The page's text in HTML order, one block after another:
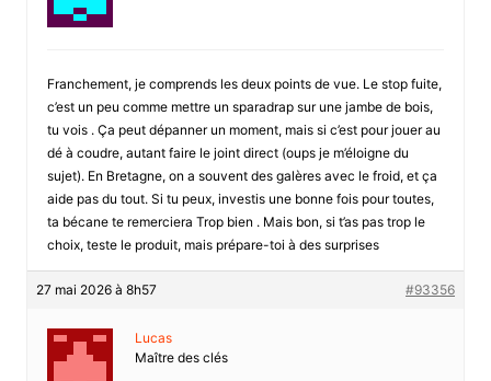
Franchement, je comprends les deux points de vue. Le stop fuite,
c’est un peu comme mettre un sparadrap sur une jambe de bois,
tu vois . Ça peut dépanner un moment, mais si c’est pour jouer au
dé à coudre, autant faire le joint direct (oups je m’éloigne du
sujet). En Bretagne, on a souvent des galères avec le froid, et ça
aide pas du tout. Si tu peux, investis une bonne fois pour toutes,
ta bécane te remerciera Trop bien . Mais bon, si t’as pas trop le
choix, teste le produit, mais prépare-toi à des surprises
27 mai 2026 à 8h57 #93356
Lucas
Maître des clés